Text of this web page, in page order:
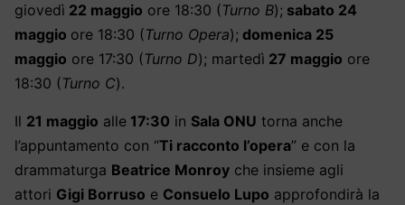
giovedì 22 maggio ore 18:30 (Turno B); sabato 24
maggio ore 18:30 (Turno Opera); domenica 25
maggio ore 17:30 (Turno D); martedì 27 maggio ore
18:30 (Turno C).
Il 21 maggio alle 17:30 in Sala ONU torna anche
l’appuntamento con “Ti racconto l’opera” e con la
drammaturga Beatrice Monroy che insieme agli
attori Gigi Borruso e Consuelo Lupo approfondirà la